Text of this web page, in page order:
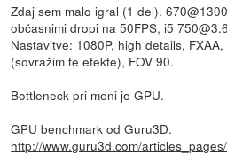
Zdaj sem malo igral (1 del).
občasnimi dropi na 50FPS, i5
Nastavitve: 1080P, high details,
(sovražim te efekte), FOV 90.
Bottleneck pri meni je GPU.
GPU benchmark od Guru3D.
http://www.guru3d.com/